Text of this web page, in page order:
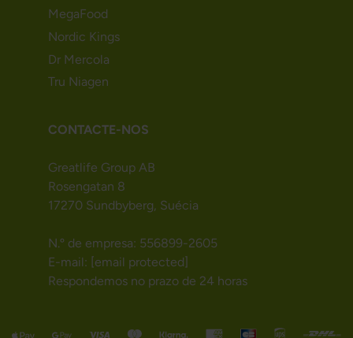
MegaFood
Nordic Kings
Dr Mercola
Tru Niagen
CONTACTE-NOS
Greatlife Group AB
Rosengatan 8
17270 Sundbyberg, Suécia
N.º de empresa: 556899-2605
E-mail: [email protected]
Respondemos no prazo de 24 horas